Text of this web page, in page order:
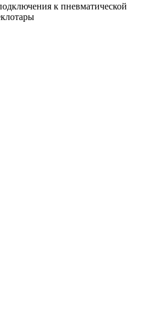
к пневматической